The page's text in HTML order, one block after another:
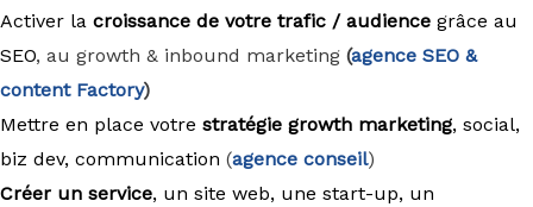
Activer la croissance de votre trafic / audience grâce au
SEO, au growth & inbound marketing (agence SEO &
content Factory)
Mettre en place votre stratégie growth marketing, social,
biz dev, communication (agence conseil)
Créer un service, un site web, une start-up, un